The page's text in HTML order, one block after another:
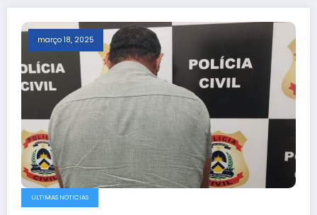
março 18, 2025
ULTIMAS NOTICIAS